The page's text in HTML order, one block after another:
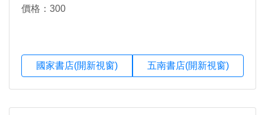
價格：300
國家書店(開新視窗) 五南書店(開新視窗)